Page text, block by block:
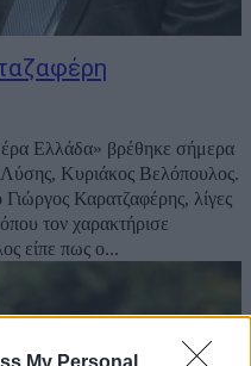
My Personal
Ελλάδα» βρέθηκε σήμερα
Κυριάκος Βελόπουλος.
Γιώργος Καρατζαφέρης, λίγες
τον χαρακτήρισε
είπε πως ο...